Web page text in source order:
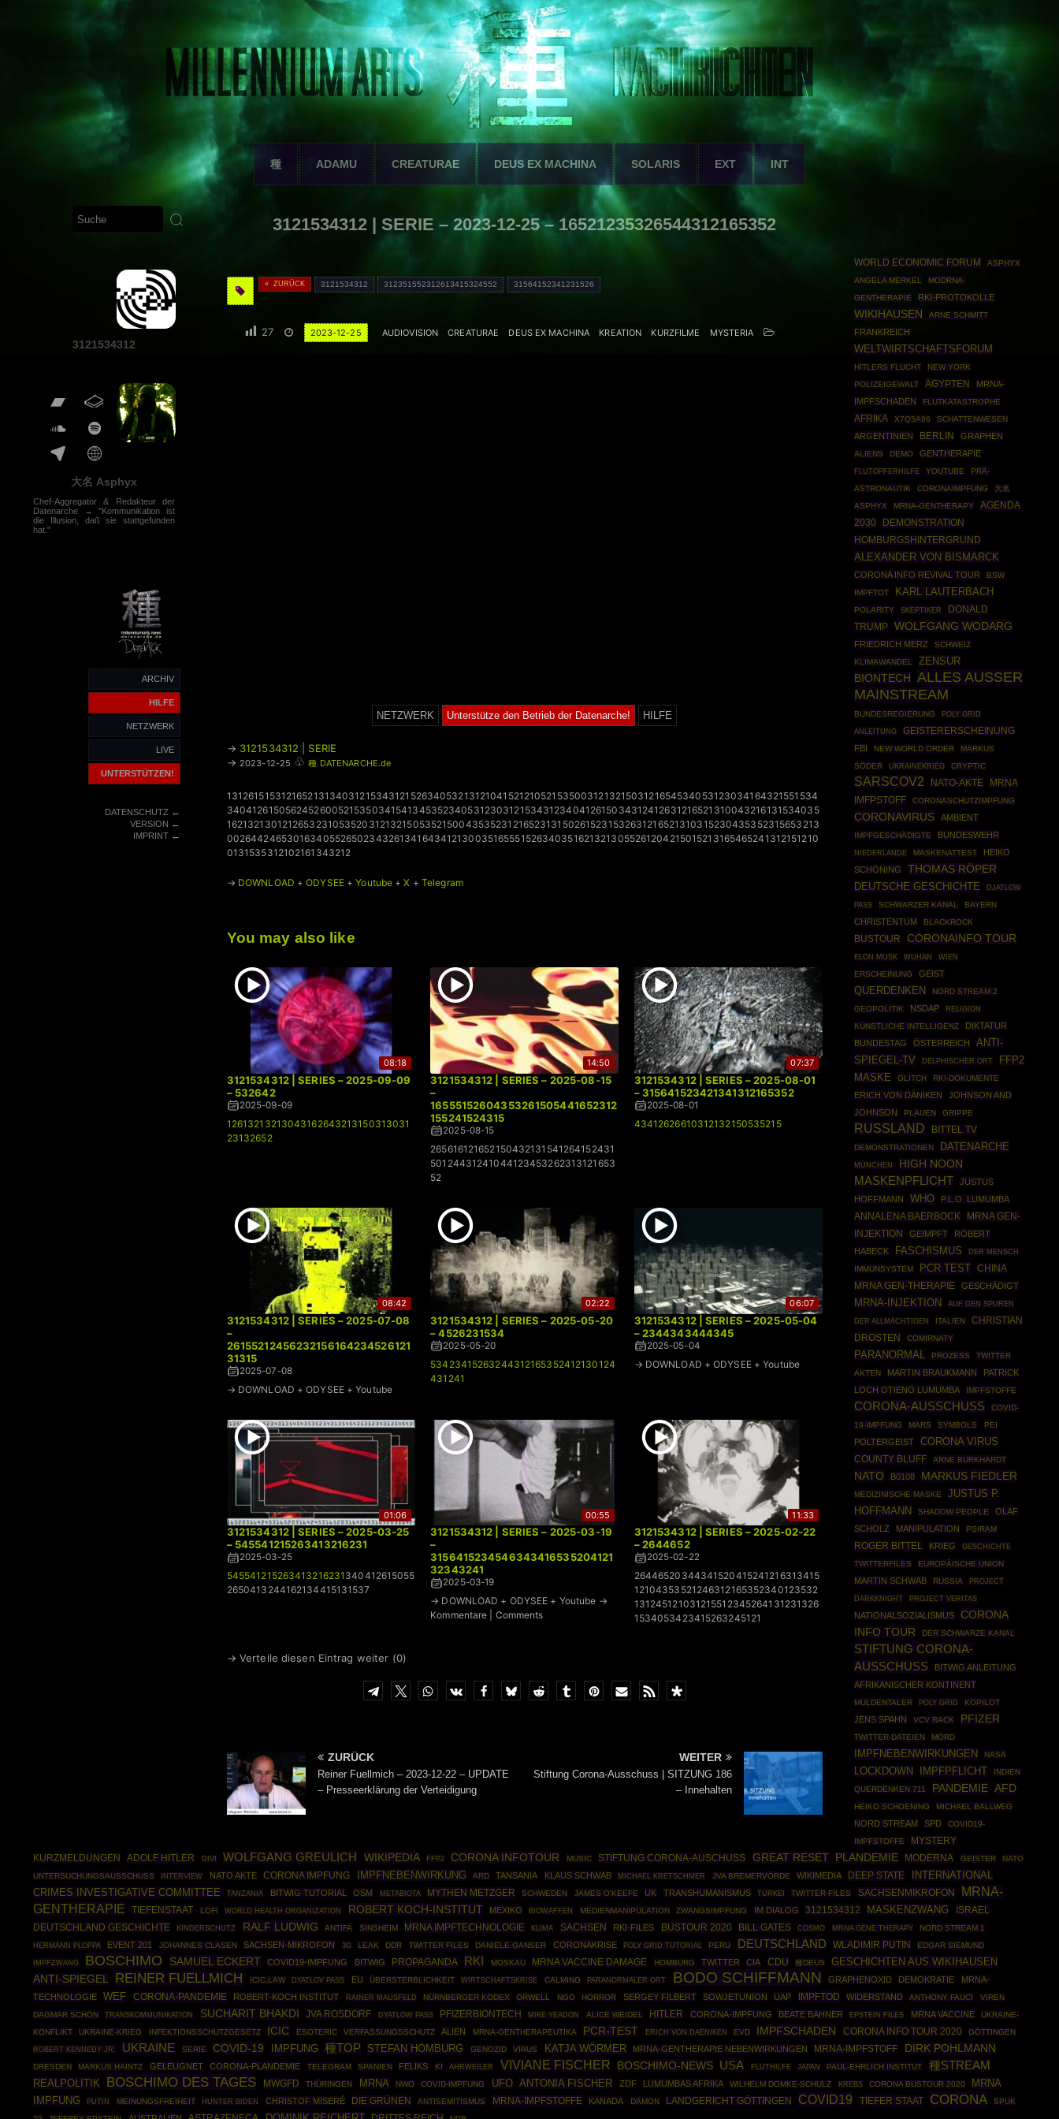
種 ADAMU CREATURAE DEUS EX MACHINA SOLARIS EXT INT
3121534312
大名 Asphyx
Chef-Aggregator & Redakteur der
Datenarche → "Kommunikation ist
die Illusion, daß sie stattgefunden
hat."
ARCHIV
HILFE
NETZWERK
LIVE
UNTERSTÜTZEN!
DATENSCHUTZ←
VERSION ←
IMPRINT←
3121534312 | SERIE – 2023-12-25 – 16521235326544312165352
« ZURÜCK 3121534312 312351552312613415324552 31564152341231526
27 2023-12-25 AUDIOVISION CREATURAE DEUS EX MACHINA KREATION KURZFILME MYSTERIA
NETZWERK Unterstütze den Betrieb der Datenarche! HILFE
→ 3121534312 | SERIE
→ 2023-12-25 ♧ 種 DATENARCHE.de
13126151531216521313403121534312152634053213121041521210521535003121321503121654534053123034164321551534
340412615056245260052153503415413453523405312303121534312340412615034312412631216521310043216131534035
16213213012126532310535203121321505352150043535231216523131502615231532631216521310315230435352315653213
0026442465301634055265023432613416434121300351655515263403516213213055261204215015213165465241312151210
0131535312102161343212
→ DOWNLOAD +ODYSEE+Youtube +X + Telegram
You may also like
08:18
3121534312 | SERIES – 2025-09-09
– 532642
2025-09-09
12613213213043162643213150313031
23132652
14:50
3121534312 | SERIES – 2025-08-15
–
16555152604353261505441652312
155241524315
2025-08-15
265616121652150432131541264152431
50124431241044123453262313121653
52
07:37
3121534312 | SERIES – 2025-08-01
– 315641523421341312165352
2025-08-01
43412626610312132150535215
08:42
3121534312 | SERIES – 2025-07-08
–
26155212456232156164234526121
31315
2025-07-08
→ DOWNLOAD + ODYSEE + Youtube
02:22
3121534312 | SERIES – 2025-05-20
– 4526231534
2025-05-20
53423415263244312165352412130124
431241
06:07
3121534312 | SERIES – 2025-05-04
– 2344343444345
2025-05-04
→ DOWNLOAD + ODYSEE + Youtube
01:06
3121534312 | SERIES – 2025-03-25
– 545541215263413216231
2025-03-25
545541215263413216231 340412615055
2650413244162134415131537
00:55
3121534312 | SERIES – 2025-03-19
–
3156415234546343416535204121
32343241
2025-03-19
→ DOWNLOAD + ODYSEE + Youtube →
Kommentare | Comments
11:33
3121534312 | SERIES – 2025-02-22
– 2644652
2025-02-22
26446520344341520415241216313415
12104353521246312165352340123532
131245121031215512345264131231326
1534053423415263245121
→ Verteile diesen Eintrag weiter (0)
ZURÜCK
Reiner Fuellmich – 2023-12-22 – UPDATE
– Presseerklärung der Verteidigung
WEITER
Stiftung Corona-Ausschuss | SITZUNG 186
– Innehalten
WORLD ECONOMIC FORUM
ASPHYX
ANGELA MERKEL
MODRNA-
GENTHERAPIE
RKI-PROTOKOLLE
WIKIHAUSEN ARNE SCHMITT
FRANKREICH
WELTWIRTSCHAFTSFORUM
HITLERS FLUCHT
NEW YORK
POLIZEIGEWALT
ÄGYPTEN
MRNA-
IMPFSCHADEN
FLUTKATASTROPHE
AFRIKA X7Q5A96 SCHATTENWESEN
ARGENTINIEN BERLIN GRAPHEN
ALIENS DEMO GENTHERAPIE
FLUTOPFERHILFE YOUTUBE
PRÄ-
ASTRONAUTIK
CORONAIMPFUNG
大名
ASPHYX
MRNA-GENTHERAPY
AGENDA
2030
DEMONSTRATION
HOMBURGSHINTERGRUND
ALEXANDER VON BISMARCK
CORONA INFO REVIVAL TOUR
BSW
IMPFTOT
KARL LAUTERBACH
POLARITY SKEPTIKER
DONALD
TRUMP WOLFGANG WODARG
FRIEDRICH MERZ
SCHWEIZ
KLIMAWANDEL
ZENSUR
BIONTECH ALLES AUSSER
MAINSTREAM
BUNDESREGIERUNG
POLY GRID
ANLEITUNG
GEISTERERSCHEINUNG
FBI
NEW WORLD ORDER
MARKUS
SÖDER
UKRAINEKRIEG CRYPTIC
SARSCOV2 NATO-AKTE
MRNA
IMFPSTOFF
CORONASCHUTZIMPFUNG
CORONAVIRUS AMBIENT
IMPFGESCHÄDIGTE BUNDESWEHR
NIEDERLANDE MASKENATTEST
HEIKO
SCHÖNING
THOMAS RÖPER
DEUTSCHE GESCHICHTE DJATLOW
PASS SCHWARZER KANAL BAYERN
CHRISTENTUM BLACKROCK
BUSTOUR CORONAINFO TOUR
ELON MUSK WUHAN WIEN
ERSCHEINUNG GEIST
QUERDENKEN
NORD STREAM 2
GEOPOLITIK
NSDAP RELIGION
KÜNSTLICHE INTELLIGENZ
DIKTATUR
BUNDESTAG
ÖSTERREICH
ANTI-
SPIEGEL-TV
DELPHISCHER ORT
FFP2
MASKE
GLITCH RKI-DOKUMENTE
ERICH VON DÄNIKEN
JOHNSON AND
JOHNSON
PLAUEN GRIPPE
RUSSLAND BITTEL TV
DEMONSTRATIONEN DATENARCHE
MÜNCHEN HIGH NOON
MASKENPFLICHT
JUSTUS
HOFFMANN
WHO P.L.O. LUMUMBA
ANNALENA BAERBOCK
MRNA GEN-
INJEKTION
GEIMPFT
ROBERT
HABECK
FASCHISMUS DER MENSCH
IMMUNSYSTEM PCR TEST
CHINA
MRNA GEN-THERAPIE
GESCHÄDIGT
MRNA-INJEKTION AUF DEN SPUREN
DER ALLMÄCHTIGEN ITALIEN
CHRISTIAN
DROSTEN
COMIRNATY
PARANORMAL PROZESS
TWITTER
AKTEN
MARTIN BRAUKMANN
PATRICK
LOCH OTIENO LUMUMBA
IMPFSTOFFE
CORONA-AUSSCHUSS
COVID-
19-IMPFUNG
MARS SYMBOLS PEI
POLTERGEIST CORONA VIRUS
COUNTY BLUFF ARNE BURKHARDT
NATO B0108 MARKUS FIEDLER
MEDIZINISCHE MASKE
JUSTUS P.
HOFFMANN
SHADOW PEOPLE
OLAF
SCHOLZ
MANIPULATION PSIRAM
ROGER BITTEL KRIEG
GESCHICHTE
TWITTERFILES
EUROPÄISCHE UNION
MARTIN SCHWAB RUSSIA
PROJECT
DARKKNIGHT
PROJECT VERITAS
NATIONALSOZIALISMUS
CORONA
INFO TOUR
DER SCHWARZE KANAL
STIFTUNG CORONA-
AUSSCHUSS
BITWIG ANLEITUNG
AFRIKANISCHER KONTINENT
MULDENTALER POLY GRID KOPILOT
JENS SPAHN VCV RACK PFIZER
TWITTER-DATEIEN MORD
IMPFNEBENWIRKUNGEN NASA
LOCKDOWN IMPFPFLICHT
INDIEN
QUERDENKEN 711
PANDEMIE AFD
HEIKO SCHOENING MICHAEL BALLWEG
NORD STREAM SPD
COVID19-
IMPFSTOFFE
MYSTERY
KURZMELDUNGEN
ADOLF HITLER DIVI WOLFGANG GREULICH WIKIPEDIA FFP2 CORONA INFOTOUR MUSIC STIFTUNG CORONA-AUSCHUSS GREAT RESET PLANDEMIE MODERNA GEISTER
NATO
UNTERSUCHUNGSAUSSCHUSS
INTERVIEW NATO AKTE CORONA IMPFUNG IMPFNEBENWIRKUNG ARD TANSANIA KLAUS SCHWAB MICHAEL KRETSCHMER JVA BREMERVÖRDE WIKIMEDIA DEEP STATE
INTERNATIONAL
CRIMES INVESTIGATIVE COMMITTEE
TANZANIA BITWIG TUTORIAL OSM METABIOTA MYTHEN METZGER SCHWEDEN JAMES O'KEEFE UK TRANSHUMANISMUS TÜRKEI TWITTER-FILES SACHSENMIKROFON
MRNA-
GENTHERAPIE
TIEFENSTAAT LOFI WORLD HEALTH ORGANIZATION ROBERT KOCH-INSTITUT MEXIKO BIOWAFFEN MEDIENMANIPULATION ZWANGSIMPFUNG IM DIALOG 3121534312 MASKENZWANG ISRAEL
DEUTSCHLAND GESCHICHTE KINDERSCHUTZ RALF LUDWIG ANTIFA SINSHEIM MRNA IMPFTECHNOLOGIE KLIMA SACHSEN RKI-FILES BUSTOUR 2020 BILL GATES COSMO MRNA GENE THERAPY
NORD STREAM 1
HERMANN PLOPPA
EVENT 201 JOHANNES CLASEN SACHSEN-MIKROFON 3G LEAK DDR TWITTER FILES DANIELE GANSER CORONAKRISE POLY GRID TUTORIAL PERU DEUTSCHLAND WLADIMIR PUTIN
EDGAR SIEMUND
IMPFZWANG
BOSCHIMO SAMUEL ECKERT COVID19-IMPFUNG BITWIG PROPAGANDA RKI MOSKAU MRNA VACCINE DAMAGE HOMBURG TWITTER CIA CDU 種DEUS
GESCHICHTEN AUS WIKIHAUSEN
ANTI-SPIEGEL REINER FUELLMICH ICIC.LAW DYATLOV PASS EU ÜBERSTERBLICHKEIT WIRTSCHAFTSKRISE CALMING PARANORMALER ORT BODO SCHIFFMANN GRAPHENOXID DEMOKRATIE
MRNA-
TECHNOLOGIE
WEF CORONA-PANDEMIE ROBERT-KOCH INSTITUT RAINER MAUSFELD NÜRNBERGER KODEX ORWELL NGO HORROR SERGEY FILBERT SOWJETUNION UAP IMPFTOD WIDERSTAND ANTHONY FAUCI
VIREN
DAGMAR SCHÖN
TRANSKOMMUNIKATION SUCHARIT BHAKDI JVA ROSDORF DYATLOW PASS PFIZERBIONTECH MIKE YEADON ALICE WEIDEL HITLER CORONA-IMPFUNG BEATE BAHNER EPSTEIN FILES MRNA VACCINE
UKRAINE-
KONFLIKT
UKRAINE-KRIEG INFEKTIONSSCHUTZGESETZ ICIC ESOTERIC VERFASSUNGSSCHUTZ ALIEN MRNA-GENTHERAPEUTIKA PCR-TEST ERICH VON DAENIKEN EVD IMPFSCHADEN CORONA INFO TOUR 2020
GÖTTINGEN
ROBERT KENNEDY JR.
UKRAINE SERIE COVID-19 IMPFUNG 種TOP STEFAN HOMBURG GENOZID VIRUS KATJA WÖRMER MRNA-GENTHERAPIE NEBENWIRKUNGEN MRNA-IMPFSTOFF DIRK POHLMANN
DRESDEN MARKUS HAINTZ GELEUGNET CORONA-PLANDEMIE TELEGRAM SPANIEN FELIKS KI AHRWEILER VIVIANE FISCHER BOSCHIMO-NEWS USA FLUTHILFE JAPAN PAUL-EHRLICH INSTITUT 種STREAM
REALPOLITIK BOSCHIMO DES TAGES MWGFD THÜRINGEN MRNA NWO COVID-IMPFUNG UFO ANTONIA FISCHER ZDF LUMUMBAS AFRIKA WILHELM DOMKE-SCHULZ KREBS CORONA BUSTOUR 2020
MRNA
IMPFUNG
PUTIN MEINUNGSFREIHEIT HUNTER BIDEN CHRISTOF MISERÉ DIE GRÜNEN ANTISEMITISMUS MRNA-IMPFSTOFFE KANADA DÄMON LANDGERICHT GÖTTINGEN COVID19 TIEFER STAAT CORONA SPUK